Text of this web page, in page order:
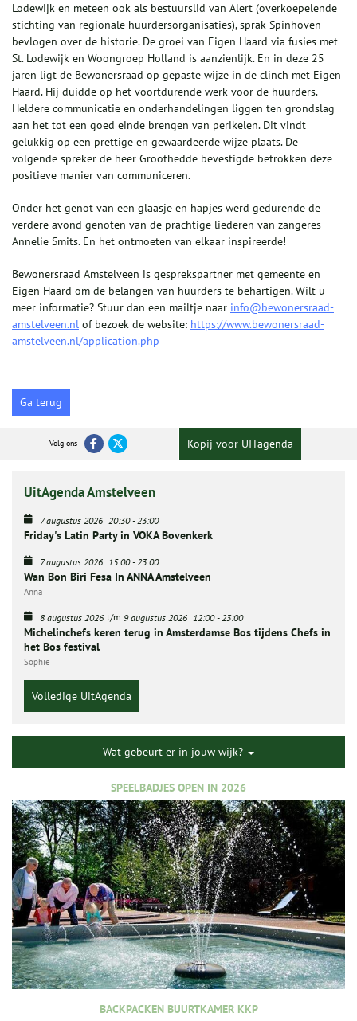
Lodewijk en meteen ook als bestuurslid van Alert (overkoepelende
stichting van regionale huurdersorganisaties), sprak Spinhoven
bevlogen over de historie. De groei van Eigen Haard via fusies met
St. Lodewijk en Woongroep Holland is aanzienlijk. En in deze 25
jaren ligt de Bewonersraad op gepaste wijze in de clinch met Eigen
Haard. Hij duidde op het voortdurende werk voor de huurders.
Heldere communicatie en onderhandelingen liggen ten grondslag
aan het tot een goed einde brengen van perikelen. Dit vindt
gelukkig op een prettige en gewaardeerde wijze plaats. De
volgende spreker de heer Groothedde bevestigde betrokken deze
positieve manier van communiceren.
Onder het genot van een glaasje en hapjes werd gedurende de
verdere avond genoten van de prachtige liederen van zangeres
Annelie Smits. En het ontmoeten van elkaar inspireerde!
Bewonersraad Amstelveen is gesprekspartner met gemeente en
Eigen Haard om de belangen van huurders te behartigen. Wilt u
meer informatie? Stuur dan een mailtje naar info@bewonersraad-
amstelveen.nl of bezoek de website: https://www.bewonersraad-
amstelveen.nl/application.php
Ga terug
Volg ons Kopij voor UITagenda
UitAgenda Amstelveen
7 augustus 2026 20:30-23:00
Friday's Latin Party in VOKA Bovenkerk
7 augustus 2026 15:00-23:00
Wan Bon Biri Fesa In ANNA Amstelveen
Anna
8 augustus 2026 t/m 9 augustus 2026 12:00-23:00
Michelinchefs keren terug in Amsterdamse Bos tijdens Chefs in
het Bos festival
Sophie
Volledige UitAgenda
Wat gebeurt er in jouw wijk?
SPEELBADJES OPEN IN 2026
BACKPACKEN BUURTKAMER KKP